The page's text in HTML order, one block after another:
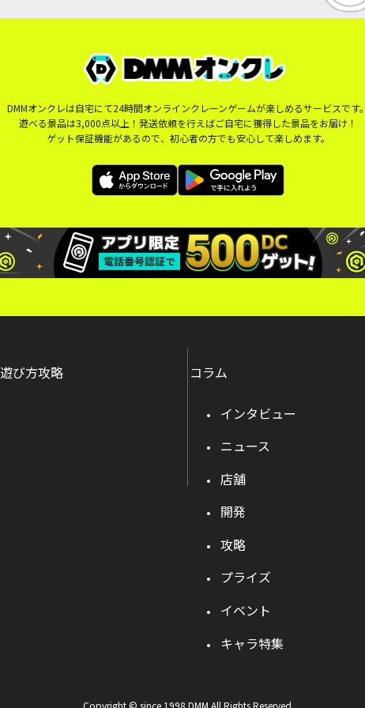
DMMオンクレは自宅にて24時間オンラインクレーンゲームが楽しめるサービスです
遊べる景品は3,000点以上！発送依頼を行えばご自宅に獲得した景品をお届け！
ゲット保証機能があるので、初心者の方でも安心して楽しめます。
遊び方攻略 コラム
インタビュー
ニュース
店舗
開発
攻略
プライズ
イベント
キャラ特集